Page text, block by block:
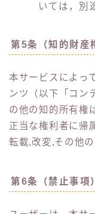
いては，別
第5条（知的財産
本サービスによっ
ンツ（以下「コン
の他の知的所有権
正当な権利者に帰
転載,改変,その他
第6条（禁止事項）